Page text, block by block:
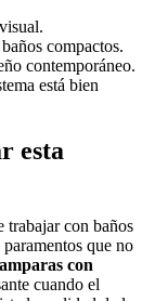
compactos.
contemporáneo.
está bien
esta
trabajar con baños
que no
con
cuando el